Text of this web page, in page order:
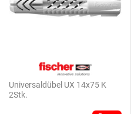
Universaldübel UX 14x75 K
2Stk.